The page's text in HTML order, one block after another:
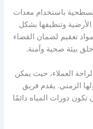
السطحية باستخدام معدات
وتنظيفها بشكل
تعقيم لضمان القضاء
بيئة صحية وآمنة.
العملاء، حيث يمكن
الزمني. يقدم فريق
دورات المياه دائمًا